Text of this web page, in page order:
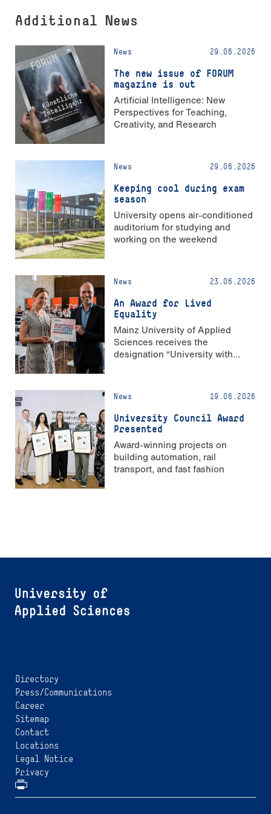
Additional News
News 29.06.2026
The new issue of FORUM
magazine is out
Artificial Intelligence: New
Perspectives for Teaching,
Creativity, and Research
News 29.06.2026
Keeping cool during exam
season
University opens air-conditioned
auditorium for studying and
working on the weekend
News 23.06.2026
An Award for Lived
Equality
Mainz University of Applied
Sciences receives the
designation “University with
News 19.06.2026
University Council Award
Presented
Award-winning projects on
building automation, rail
transport, and fast fashion
Directory
Press/Communications
Career
Sitemap
Contact
Locations
Legal Notice
Privacy